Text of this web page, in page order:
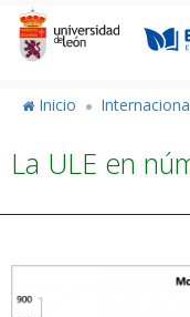
Pasar
contenido
Inicio
La ULE en